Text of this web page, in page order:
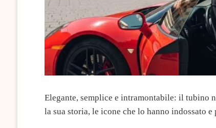
Elegante, semplice e intramontabile: il tubino
la sua storia, le icone che lo hanno indossato